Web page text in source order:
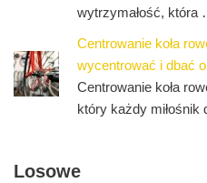
wytrzymałość, która
Centrowanie koła
wycentrować i dbać
Centrowanie koła
który każdy
Losowe